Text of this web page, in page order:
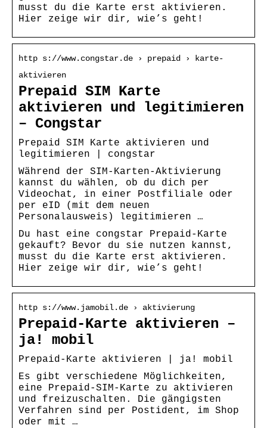
musst du die Karte erst aktivieren.
Hier zeige wir dir, wie’s geht!
http s://www.congstar.de › prepaid › karte-
aktivieren
Prepaid SIM Karte
aktivieren und legitimieren
– Congstar
Prepaid SIM Karte aktivieren und
legitimieren | congstar
Während der SIM-Karten-Aktivierung
kannst du wählen, ob du dich per
Videochat, in einer Postfiliale oder
per eID (mit dem neuen
Personalausweis) legitimieren …
Du hast eine congstar Prepaid-Karte
gekauft? Bevor du sie nutzen kannst,
musst du die Karte erst aktivieren.
Hier zeige wir dir, wie’s geht!
http s://www.jamobil.de › aktivierung
Prepaid-Karte aktivieren –
ja! mobil
Prepaid-Karte aktivieren | ja! mobil
Es gibt verschiedene Möglichkeiten,
eine Prepaid-SIM-Karte zu aktivieren
und freizuschalten. Die gängigsten
Verfahren sind per Postident, im Shop
oder mit …